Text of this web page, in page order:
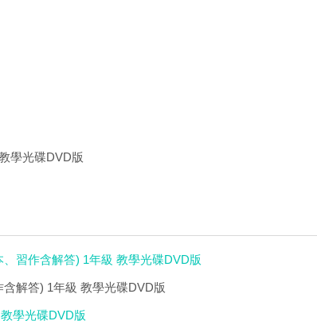
學光碟DVD版
習作含解答) 1年級 教學光碟DVD版
解答) 1年級 教學光碟DVD版
學光碟DVD版